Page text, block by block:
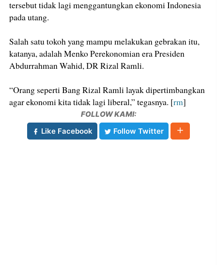
tersebut tidak lagi menggantungkan ekonomi Indonesia
pada utang.
Salah satu tokoh yang mampu melakukan gebrakan itu,
katanya, adalah Menko Perekonomian era Presiden
Abdurrahman Wahid, DR Rizal Ramli.
“Orang seperti Bang Rizal Ramli layak dipertimbangkan
agar ekonomi kita tidak lagi liberal,” tegasnya. [rm]
FOLLOW KAMI:
Like Facebook
Follow Twitter